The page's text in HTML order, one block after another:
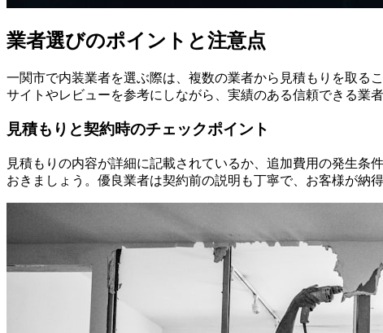
業者選びのポイントと注意点
一関市で内装業者を選ぶ際は、複数の業者から見積もりを取る
サイトやレビューを参考にしながら、実績のある信頼できる業
見積もりと契約時のチェックポイント
見積もりの内容が詳細に記載されているか、追加費用の発生条
おきましょう。優良業者は契約前の説明も丁寧で、お客様が納